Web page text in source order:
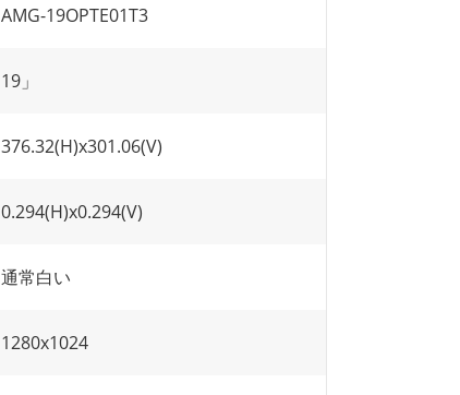
AMG-19OPTE01T3
19」
376.32(H)x301.06(V)
0.294(H)x0.294(V)
通常白い
1280x1024